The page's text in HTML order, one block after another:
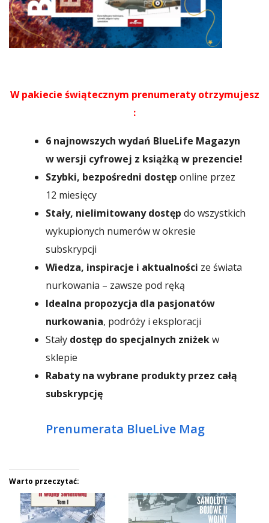
W pakiecie świątecznym prenumeraty otrzymujesz
:
6 najnowszych wydań BlueLife Magazyn
w wersji cyfrowej z książką w prezencie!
Szybki, bezpośredni dostęp online przez
12 miesięcy
Stały, nielimitowany dostęp do wszystkich
wykupionych numerów w okresie
subskrypcji
Wiedza, inspiracje i aktualności ze świata
nurkowania – zawsze pod ręką
Idealna propozycja dla pasjonatów
nurkowania, podróży i eksploracji
Stały dostęp do specjalnych zniżekw
sklepie
Rabaty na wybrane produkty przez całą
subskrypcję
Prenumerata BlueLive Mag
Warto przeczytać: